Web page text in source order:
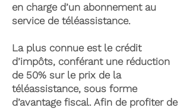
en charge d’un abonnement au
service de téléassistance.
La plus connue est le crédit
d’impôts, conférant une réduction
de 50% sur le prix de la
téléassistance, sous forme
d’avantage fiscal. Afin de profiter de